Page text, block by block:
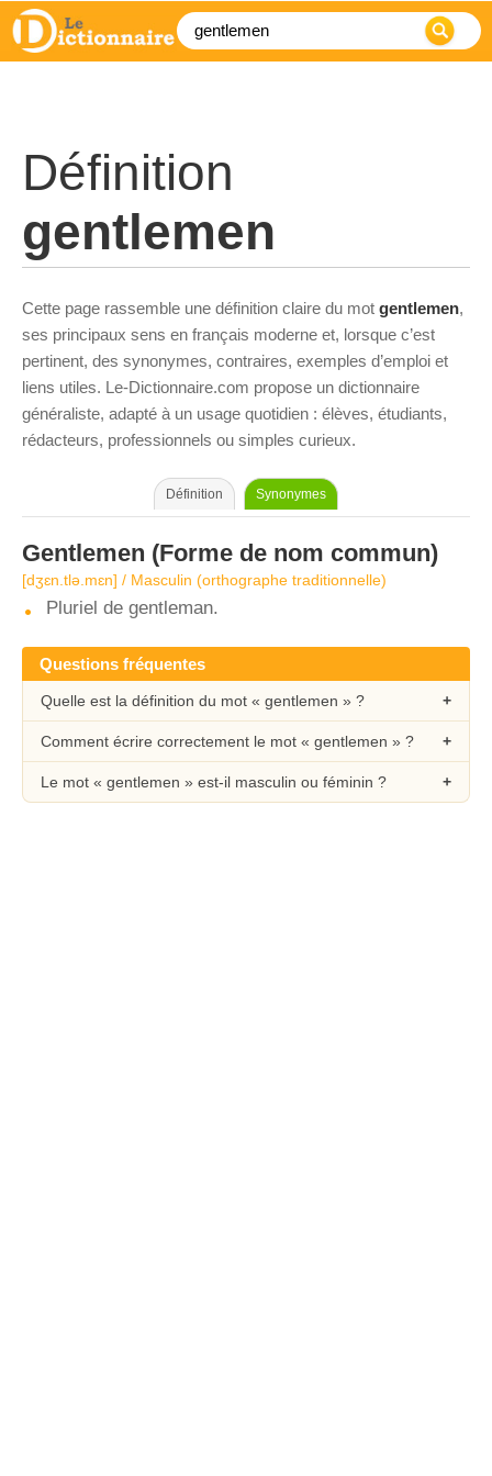
Définition
gentlemen
Cette page rassemble une définition claire du mot gentlemen,
ses principaux sens en français moderne et, lorsque c’est
pertinent, des synonymes, contraires, exemples d’emploi et
liens utiles. Le-Dictionnaire.com propose un dictionnaire
généraliste, adapté à un usage quotidien : élèves, étudiants,
rédacteurs, professionnels ou simples curieux.
Définition Synonymes
Gentlemen (Forme de nom commun)
[dʒɛn.tlə.mɛn] / Masculin (orthographe traditionnelle)
Pluriel de gentleman.
Questions fréquentes
Quelle est la définition du mot « gentlemen » ?
Comment écrire correctement le mot « gentlemen » ?
Le mot « gentlemen » est-il masculin ou féminin ?